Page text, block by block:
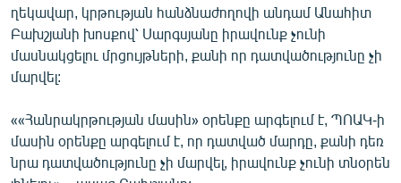
«Ազատության» բոլոր կայքերը
ղեկավար, կրթության հանձնաժողովի անդամ Անահիտ
Բախշյանի խոսքով՝ Սարգսյանը իրավունք չունի
մասնակցելու մրցույթների, քանի որ դատվածությունը չի
մարվել:
««Հանրակրթության մասին» օրենքը արգելում է, ՊՈԱԿ-ի
մասին օրենքը արգելում է, որ դատված մարդը, քանի դեռ
նրա դատվածությունը չի մարվել, իրավունք չունի տնօրեն